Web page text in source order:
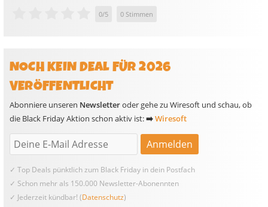
0/5 0 Stimmen
NOCH KEIN DEAL FÜR 2026
VERÖFFENTLICHT
Abonniere unseren Newsletteroder gehe zu Wiresoft und schau, ob
die Black Friday Aktion schon aktiv ist:➡️Wiresoft
✓ Top Deals pünktlich zum Black Friday in dein Postfach
✓ Schon mehr als 150.000 Newsletter-Abonennten
✓ Jederzeit kündbar! (Datenschutz)